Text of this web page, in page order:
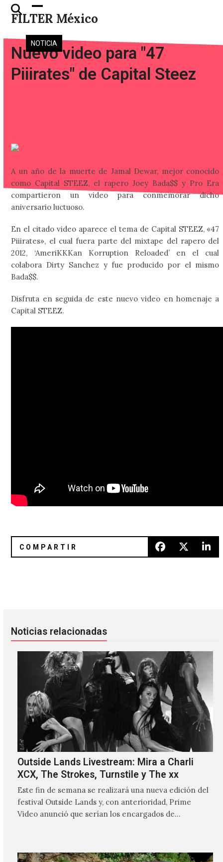
Skip
FILTER México
Open
mobile
menu
Close
mobile
menu
NOTICIA
Nuevo video para "47
Piiirates" de Capital Steez
A un año de la muerte de Jamal Dewar, mejor conocido
como Capital STEEZ, el rapero Joey Bada$$ y Pro Era
compartieron un video para conmemorar dicho
aniversario luctuoso.
En el citado video aparece el tema de Capital STEEZ, «47
Piiirates», el cual fuera parte del mixtape del rapero del
2012, ‘AmeriKKKan Korruption Reloaded’ en el cual
colabora Dirty Sanchez y fue producido por el mismo
Bada$$.
Disfruta en seguida de este nuevo video en homenaje a
Capital STEEZ.
Noticias relacionadas
Outside Lands Livestream: Mira a Charli
XCX, The Strokes, Turnstile y The xx
Este fin de semana se realizará una nueva edición del
festival Outside Lands y, con anterioridad, Prime
Video anunció que serían los encargados de